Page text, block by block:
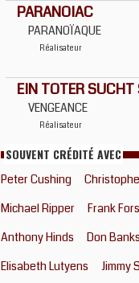
PARANOIAC
PARANOÏAQUE
Réalisateur
EIN TOTER SUCHT
VENGEANCE
Réalisateur
SOUVENT CRÉDITÉ AVEC
Peter Cushing
Michael Ripper
Frank
Anthony Hinds
Don Banks
Elisabeth Lutyens
Jimmy